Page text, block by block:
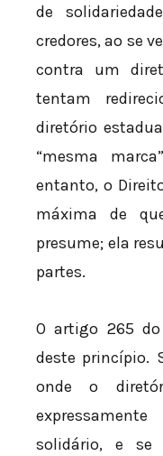
de
credores, ao se
contra um
tentam
diretório
“mesma
entanto, o
máxima de
presume; ela
partes.
O artigo 265
deste princípio.
onde o
solidário, e